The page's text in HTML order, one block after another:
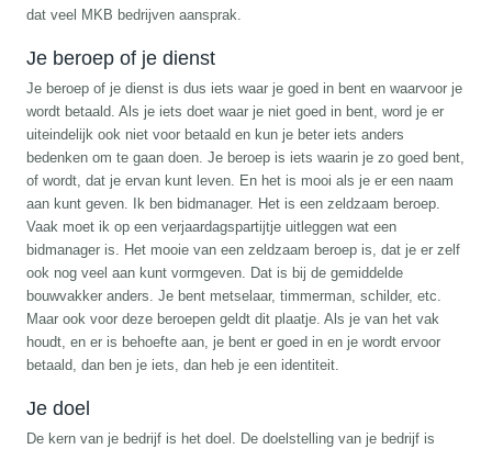
dat veel MKB bedrijven aansprak.
Je beroep of je dienst
Je beroep of je dienst is dus iets waar je goed in bent en waarvoor je
wordt betaald. Als je iets doet waar je niet goed in bent, word je er
uiteindelijk ook niet voor betaald en kun je beter iets anders
bedenken om te gaan doen. Je beroep is iets waarin je zo goed bent,
of wordt, dat je ervan kunt leven. En het is mooi als je er een naam
aan kunt geven. Ik ben bidmanager. Het is een zeldzaam beroep.
Vaak moet ik op een verjaardagspartijtje uitleggen wat een
bidmanager is. Het mooie van een zeldzaam beroep is, dat je er zelf
ook nog veel aan kunt vormgeven. Dat is bij de gemiddelde
bouwvakker anders. Je bent metselaar, timmerman, schilder, etc.
Maar ook voor deze beroepen geldt dit plaatje. Als je van het vak
houdt, en er is behoefte aan, je bent er goed in en je wordt ervoor
betaald, dan ben je iets, dan heb je een identiteit.
Je doel
De kern van je bedrijf is het doel. De doelstelling van je bedrijf is